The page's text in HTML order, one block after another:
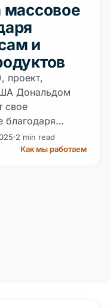
массовое
и
проект,
Дональдом
свое
благодаря
и
2 min read
Как мы работаем